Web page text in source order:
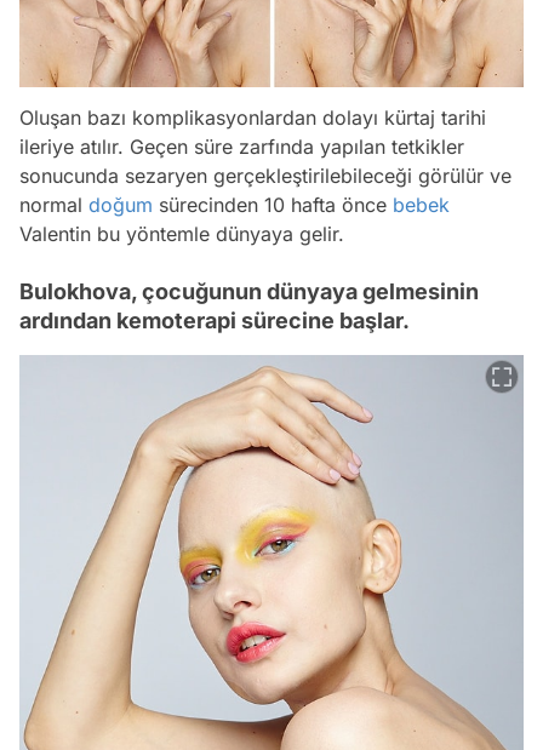
Oluşan bazı komplikasyonlardan dolayı kürtaj tarihi
ileriye atılır. Geçen süre zarfında yapılan tetkikler
sonucunda sezaryen gerçekleştirilebileceği görülür ve
normal doğum sürecinden 10 hafta önce bebek
Valentin bu yöntemle dünyaya gelir.
Bulokhova, çocuğunun dünyaya gelmesinin
ardından kemoterapi sürecine başlar.